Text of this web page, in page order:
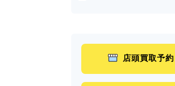
店頭買取予約